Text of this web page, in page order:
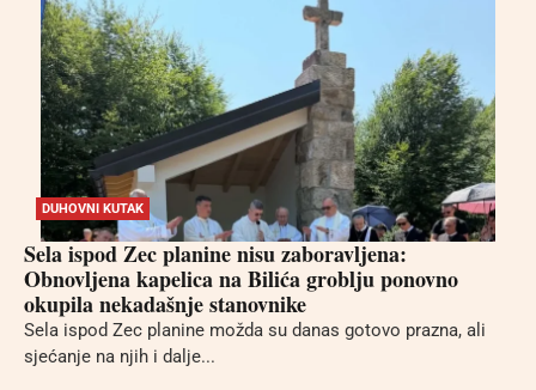
DUHOVNI KUTAK
Sela ispod Zec planine nisu zaboravljena:
Obnovljena kapelica na Bilića groblju ponovno
okupila nekadašnje stanovnike
Sela ispod Zec planine možda su danas gotovo prazna, ali
sjećanje na njih i dalje...